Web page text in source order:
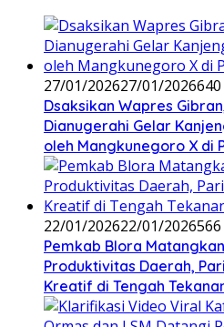
27/01/202627/01/2026
‎Dsaksikan Wapres
Dianugerahi Gelar
oleh Mangkunegoro X di
22/01/202622/01/2026
‎Pemkab Blora Matangkan
Produktivitas Daerah,
Kreatif di Tengah